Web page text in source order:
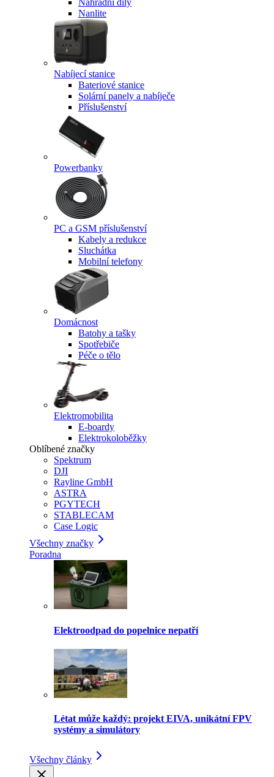
Náhradní díly
Nanlite
Nabíjecí stanice
Bateriové stanice
Solární panely a nabíječe
Příslušenství
Powerbanky
PC a GSM příslušenství
Kabely a redukce
Sluchátka
Mobilní telefony
Domácnost
Batohy a tašky
Spotřebiče
Péče o tělo
Elektromobilita
E-boardy
Elektrokoloběžky
Oblíbené značky
Spektrum
DJI
Rayline GmbH
ASTRA
PGYTECH
STABLECAM
Case Logic
Všechny značky
Poradna
Elektroodpad do popelnice nepatří
Létat může každý: projekt EIVA, unikátní FPV
systémy a simulátory
Všechny články